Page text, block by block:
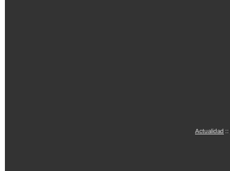
Actualidad ::